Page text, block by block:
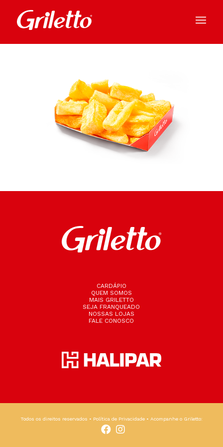
CARDÁPIO
QUEM SOMOS
MAIS GRILETTO
SEJA FRANQUEADO
NOSSAS LOJAS
FALE CONOSCO
Todos os direitos reservados • Política de Privacidade• Acompanhe o Griletto: